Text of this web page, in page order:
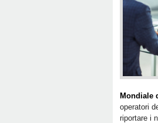
Mondiale
operatori
riportare i